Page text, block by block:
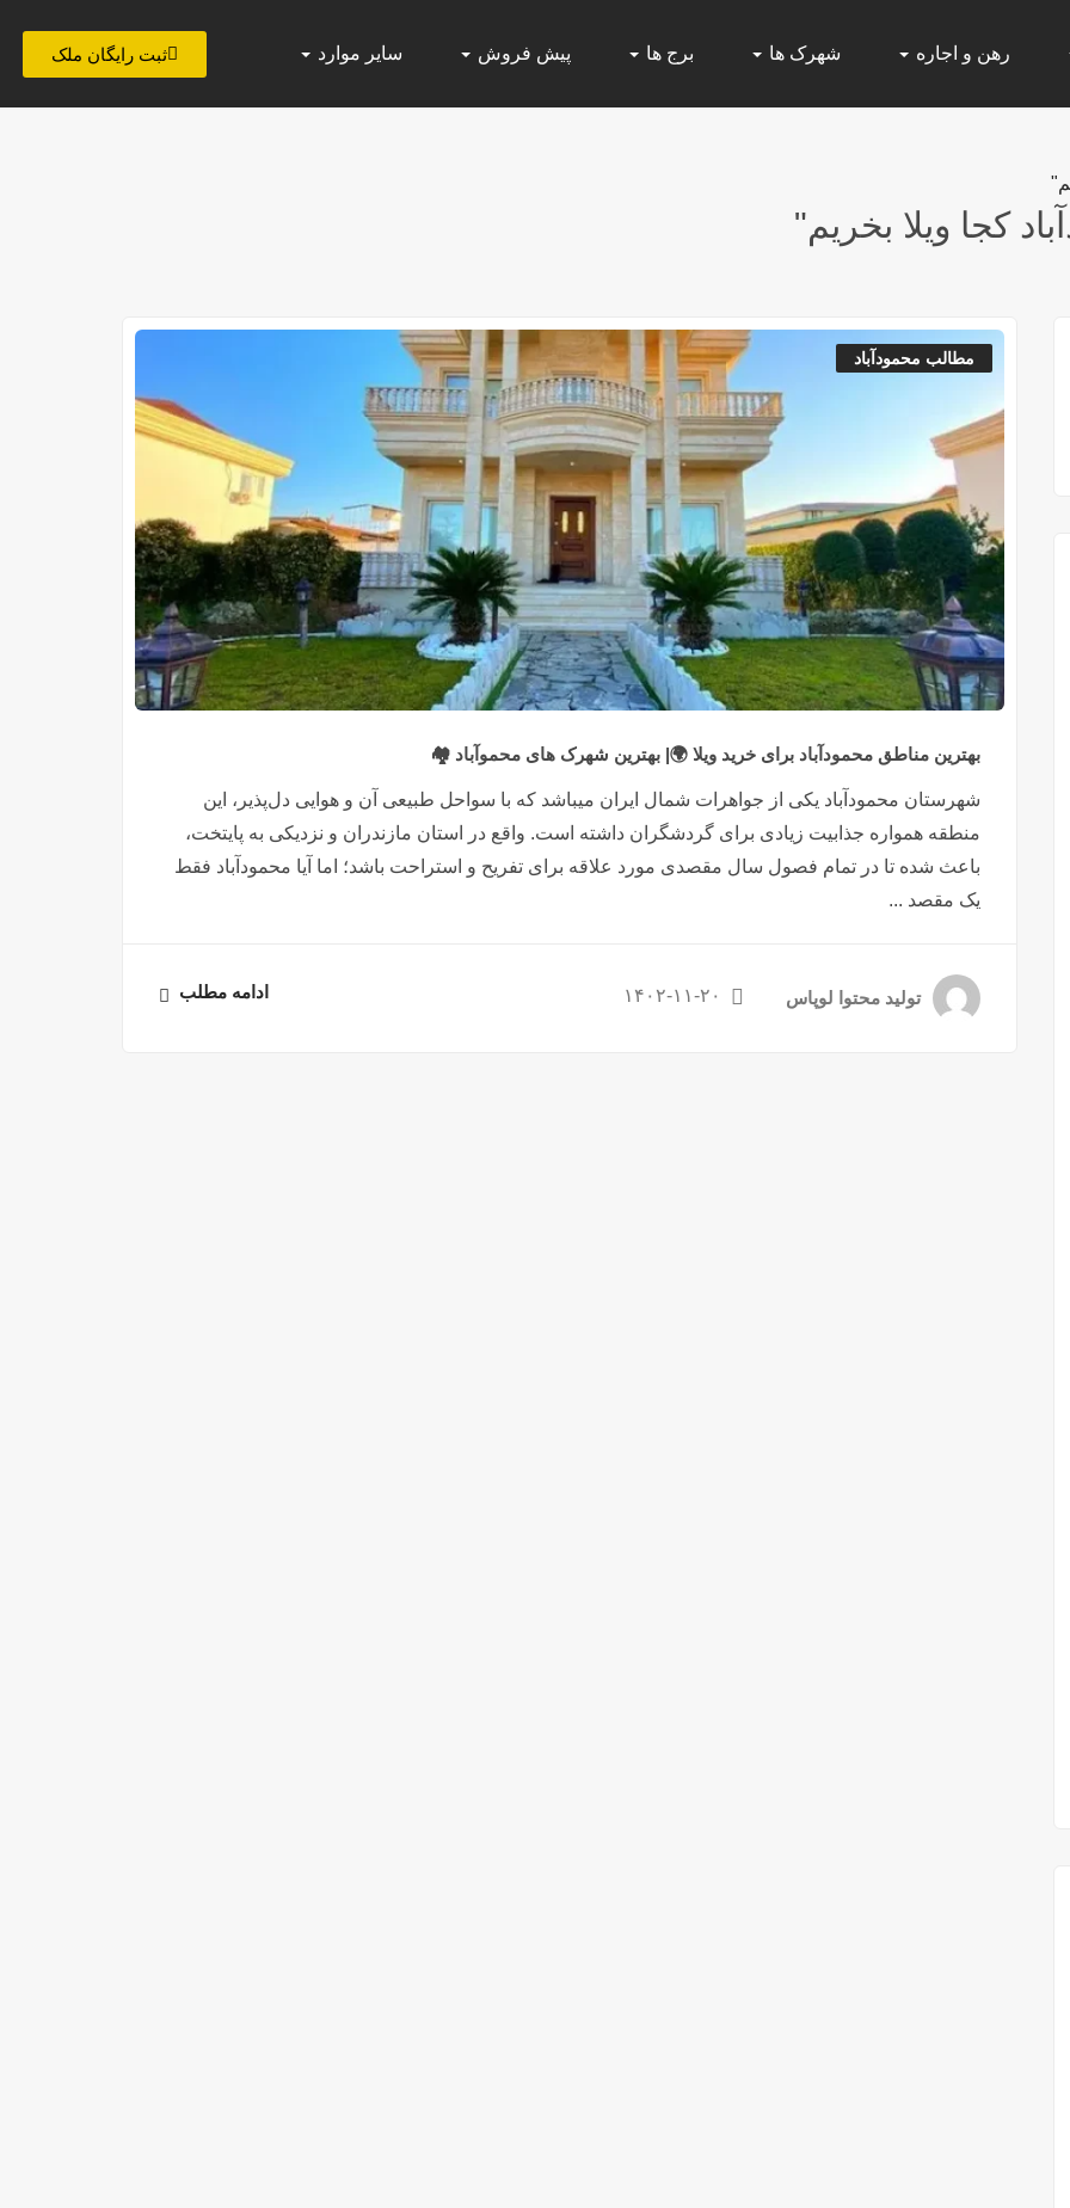
رهن و اجاره شهرک ها برج ها پیش فروش سایر موارد ثبت رایگان ملک
کجا ویلا بخریم"
مطالب محمودآباد
بهترین مناطق محمودآباد برای خرید ویلا 🌍| بهترین شهرک های محموآباد 🏘️
شهرستان محمودآباد یکی از جواهرات شمال ایران میباشد که با سواحل طبیعی آن و هوایی دل‌پذیر، این
منطقه همواره جذابیت زیادی برای گردشگران داشته است. واقع در استان مازندران و نزدیکی به پایتخت،
باعث شده تا در تمام فصول سال مقصدی مورد علاقه برای تفریح و استراحت باشد؛ اما آیا محمودآباد فقط
یک مقصد ...
تولید محتوا لوپاس ۱۴۰۲-۱۱-۲۰ ادامه مطلب